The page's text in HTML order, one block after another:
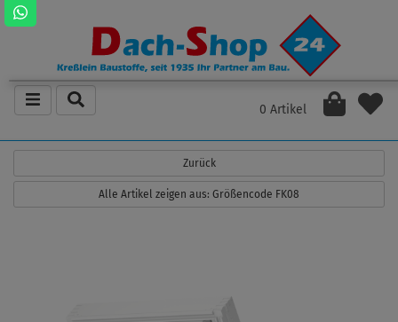
0 Artikel
Zurück
Alle Artikel zeigen aus: Größencode FK08